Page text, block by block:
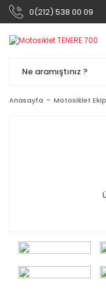
0(212) 538 00 09
Anasayfa Motosiklet